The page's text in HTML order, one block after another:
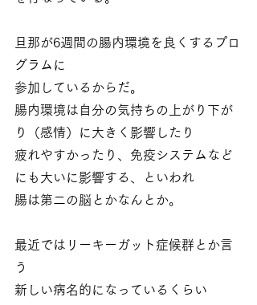
旦那が6週間の腸内環境を良くするプロ
グラムに
参加しているからだ。
腸内環境は自分の気持ちの上がり下が
り（感情）に大きく影響したり
疲れやすかったり、免疫システムなど
にも大いに影響する、といわれ
腸は第二の脳とかなんとか。
最近ではリーキーガット症候群とか言
う
新しい病名的になっているくらい